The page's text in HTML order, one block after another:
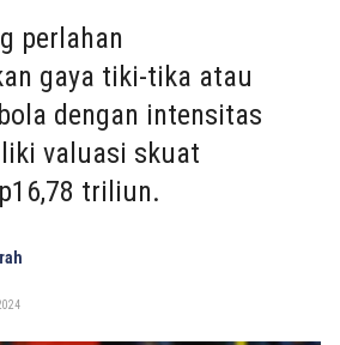
perlahan
gaya tiki-tika atau
dengan intensitas
valuasi skuat
triliun.